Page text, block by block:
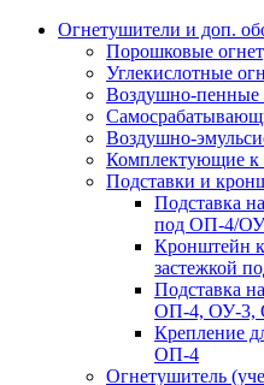
Огнетушители и доп.
Порошковые
Углекислотные
Воздушно-пенные
Воздушно-
Комплектующие к
Подставки и
Подставка
под ОП-4/
Кронштейн
застежкой
Подставка
ОП-4, ОУ-3,
Крепление
ОП-4
Огнетушитель